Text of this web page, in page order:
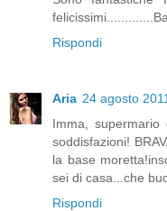
Rispondi
Aria 24 agosto
Imma,
soddisfazioni!
la base
sei di casa...che
Rispondi